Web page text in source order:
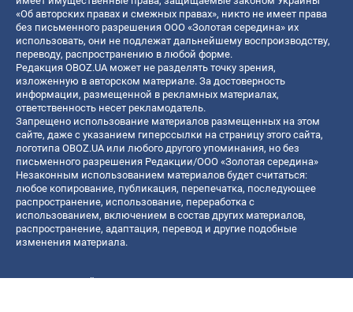
«Об авторских правах и смежных правах», никто не имеет права
без письменного разрешения ООО «Золотая середина» их
использовать, они не подлежат дальнейшему воспроизводству,
переводу, распространению в любой форме.
Редакция OBOZ.UA может не разделять точку зрения,
изложенную в авторском материале. За достоверность
информации, размещенной в рекламных материалах,
ответственность несет рекламодатель.
Запрещено использование материалов размещенных на этом
сайте, даже с указанием гиперссылки на страницу этого сайта,
логотипа OBOZ.UA или любого другого упоминания, но без
письменного разрешения Редакции/ООО «Золотая середина»
Незаконным использованием материалов будет считаться:
любое копирование, публикация, перепечатка, последующее
распространение, использование, переработка с
использованием, включением в состав других материалов,
распространение, адаптация, перевод и другие подобные
изменения материала.
Название онлайн медиа — «OBOZ.UA»